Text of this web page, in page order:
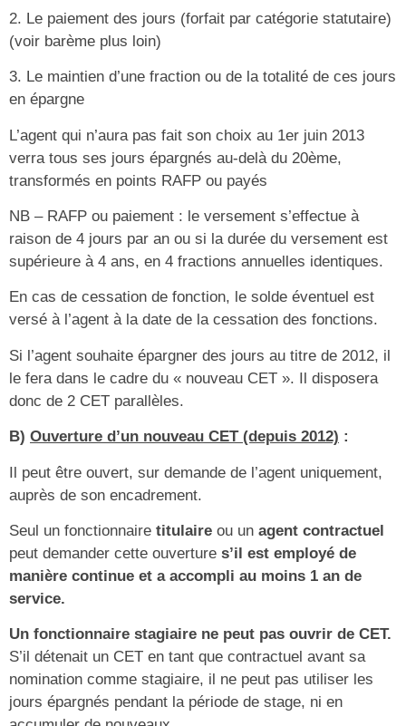
2. Le paiement des jours (forfait par catégorie statutaire)
(voir barème plus loin)
3. Le maintien d’une fraction ou de la totalité de ces jours
en épargne
L’agent qui n’aura pas fait son choix au 1er juin 2013
verra tous ses jours épargnés au-delà du 20ème,
transformés en points RAFP ou payés
NB – RAFP ou paiement : le versement s’effectue à
raison de 4 jours par an ou si la durée du versement est
supérieure à 4 ans, en 4 fractions annuelles identiques.
En cas de cessation de fonction, le solde éventuel est
versé à l’agent à la date de la cessation des fonctions.
Si l’agent souhaite épargner des jours au titre de 2012, il
le fera dans le cadre du « nouveau CET ». Il disposera
donc de 2 CET parallèles.
B) Ouverture d’un nouveau CET (depuis 2012) :
Il peut être ouvert, sur demande de l’agent uniquement,
auprès de son encadrement.
Seul un fonctionnaire titulaire ou un agent contractuel
peut demander cette ouverture s’il est employé de
manière continue et a accompli au moins 1 an de
service.
Un fonctionnaire stagiaire ne peut pas ouvrir de CET.
S’il détenait un CET en tant que contractuel avant sa
nomination comme stagiaire, il ne peut pas utiliser les
jours épargnés pendant la période de stage, ni en